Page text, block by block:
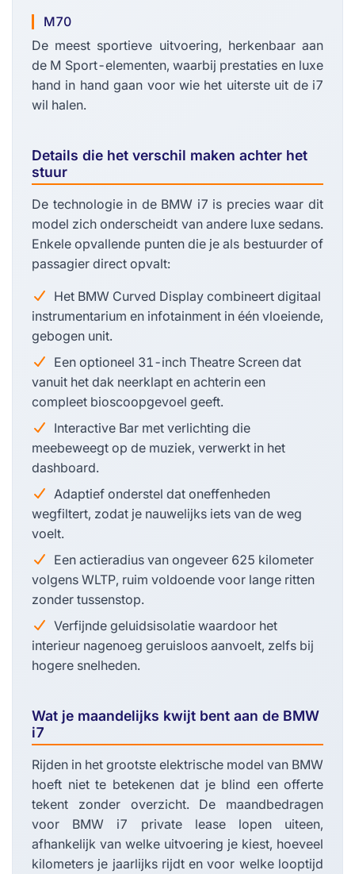
M70
De meest sportieve uitvoering, herkenbaar aan
de M Sport-elementen, waarbij prestaties en luxe
hand in hand gaan voor wie het uiterste uit de i7
wil halen.
Details die het verschil maken achter het
stuur
De technologie in de BMW i7 is precies waar dit
model zich onderscheidt van andere luxe sedans.
Enkele opvallende punten die je als bestuurder of
passagier direct opvalt:
Het BMW Curved Display combineert digitaal
instrumentarium en infotainment in één vloeiende,
gebogen unit.
Een optioneel 31-inch Theatre Screen dat
vanuit het dak neerklapt en achterin een
compleet bioscoopgevoel geeft.
Interactive Bar met verlichting die
meebeweegt op de muziek, verwerkt in het
dashboard.
Adaptief onderstel dat oneffenheden
wegfiltert, zodat je nauwelijks iets van de weg
voelt.
Een actieradius van ongeveer 625 kilometer
volgens WLTP, ruim voldoende voor lange ritten
zonder tussenstop.
Verfijnde geluidsisolatie waardoor het
interieur nagenoeg geruisloos aanvoelt, zelfs bij
hogere snelheden.
Wat je maandelijks kwijt bent aan de BMW
i7
Rijden in het grootste elektrische model van BMW
hoeft niet te betekenen dat je blind een offerte
tekent zonder overzicht. De maandbedragen
voor BMW i7 private lease lopen uiteen,
afhankelijk van welke uitvoering je kiest, hoeveel
kilometers je jaarlijks rijdt en voor welke looptijd